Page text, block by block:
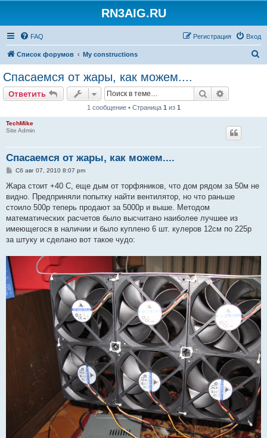
RN3AIG.RU
FAQ Вход
Регистрация
Список форумов My constructions
Спасаемся от жары, как можем....
Ответить Поиск
1 сообщение • Страница 1 из 1
TechMike
Site Admin
Спасаемся от жары, как можем....
С
о
щ
е
и
е
Сб авг 07, 2010 8:07 pm
Жара стоит +40 С, еще дым от торфяников, что дом рядом за 50м не
видно. Предприняли попытку найти вентилятор, но что раньше
стоило 500р теперь продают за 5000р и выше. Методом
математических расчетов было высчитано наиболее лучшее из
имеющегося в наличии и было куплено 6 шт. кулеров 12см по 225р
за штуку и сделано вот такое чудо: